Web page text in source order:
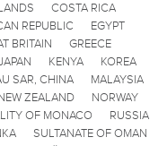
COSTA RICA
REPUBLIC
EGYPT
BRITAIN
GREECE
KENYA
KOREA
SAR, CHINA
MALAYSIA
ZEALAND
NORWAY
OF MONACO
RUSSIA
SULTANATE OF OMAN